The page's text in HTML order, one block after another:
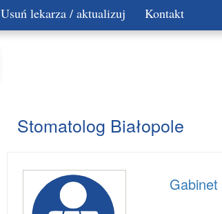
Usuń lekarza / aktualizuj Kontakt
Stomatolog Białopole